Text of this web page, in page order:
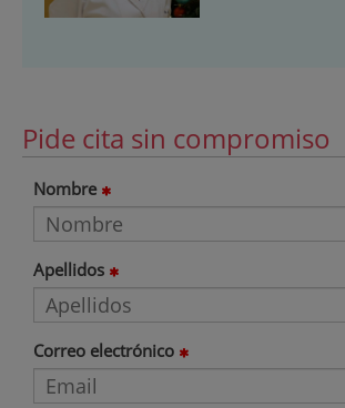
Pide cita sin compromiso
Nombre
Apellidos
Correo electrónico